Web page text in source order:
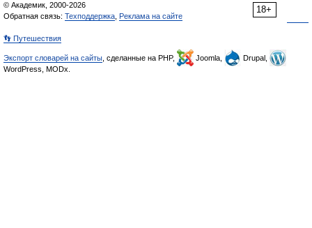
18+
© Академик, 2000-2026
Обратная связь: Техподдержка Реклама на сайте
👣 Путешествия
Экспорт словарей на сайты , сделанные на PHP, Joomla,
Drupal,
WordPress, MODx.